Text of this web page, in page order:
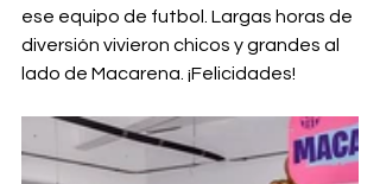
ese equipo de futbol. Largas horas de
diversión vivieron chicos y grandes al
lado de Macarena. ¡Felicidades!